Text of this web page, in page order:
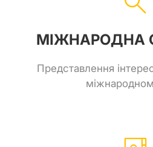
МІЖНАРОДНА
Представлення